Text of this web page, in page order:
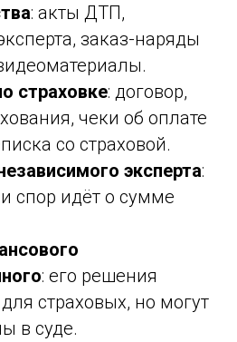
: акты ДТП,
заказ-наряды
страховке: договор,
чеки об оплате
со страховой.
эксперта:
спор идёт о сумме
: его решения
страховых, но могут
в суде.